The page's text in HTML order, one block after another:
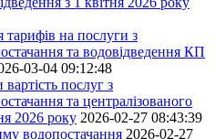
на послуги з
та водовідведення КП
03-04 09:12:48
послуг з
та централізованого
2026 року 2026-02-27 08:43:39
водопостачання 2026-02-27